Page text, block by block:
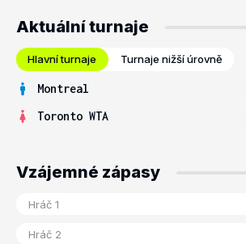
Aktuální turnaje
Hlavní turnaje Turnaje nižší úrovně
Montreal
Toronto WTA
Vzájemné zápasy